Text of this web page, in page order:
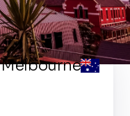
Melbourne